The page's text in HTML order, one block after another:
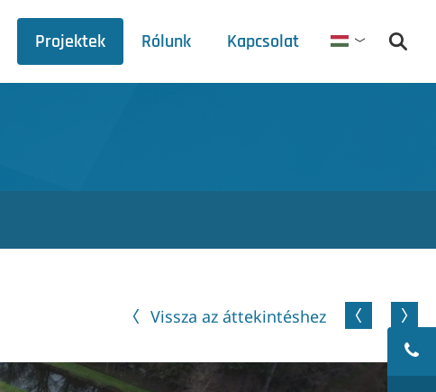
Projektek
Rólunk
Debets Schalke
Kapcsolat Magyar
Vissza az áttekintéshez